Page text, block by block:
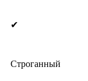
✔
Строганный